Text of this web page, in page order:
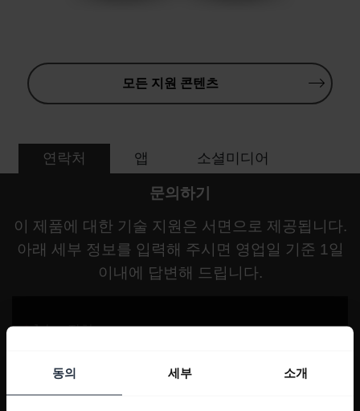
동의 세부 소개
모든 지원 콘텐츠
연락처 앱 소셜미디어
문의하기
이 제품에 대한 기술 지원은 서면으로 제공됩니다.
아래 세부 정보를 입력해 주시면 영업일 기준 1일
이내에 답변해 드립니다.